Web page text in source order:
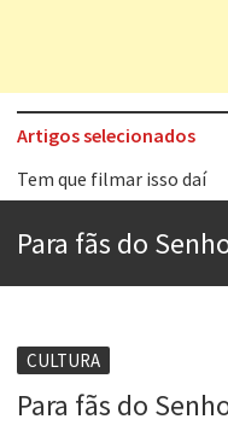
Artigos selecionados
Tem que filmar isso daí
Esse tal de Rock Gaúcho
Os causos de Jorge Luis
Para fãs do
CULTURA
Para fãs do